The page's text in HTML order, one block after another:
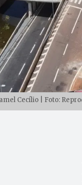
Cecílio | Foto: